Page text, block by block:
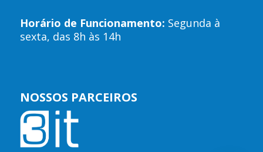
Horário de Funcionamento: Segunda à
sexta, das 8h às 14h
NOSSOS PARCEIROS